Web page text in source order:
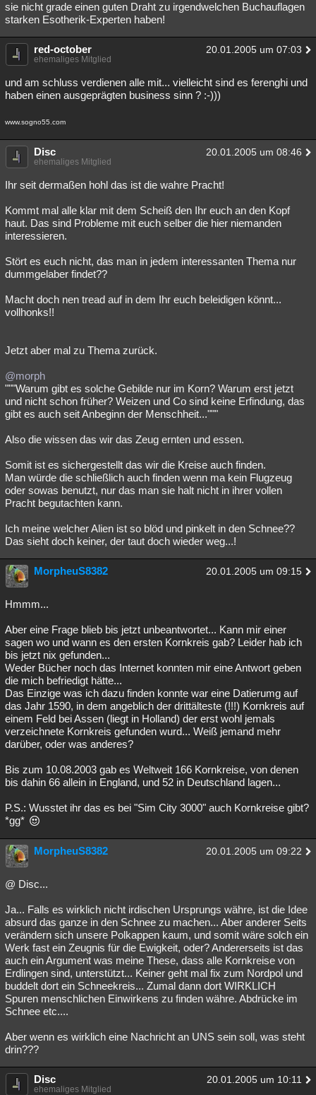
sie nicht grade einen guten Draht zu irgendwelchen Buchauflagen
starken Esotherik-Experten haben!
red-october 20.01.2005 um 07:03
ehemaliges Mitglied
und am schluss verdienen alle mit... vielleicht sind es ferenghi und
haben einen ausgeprägten business sinn ? :-)))
www.sogno55.com
Disc 20.01.2005 um 08:46
ehemaliges Mitglied
Ihr seit dermaßen hohl das ist die wahre Pracht!
Kommt mal alle klar mit dem Scheiß den Ihr euch an den Kopf
haut. Das sind Probleme mit euch selber die hier niemanden
interessieren.
Stört es euch nicht, das man in jedem interessanten Thema nur
dummgelaber findet??
Macht doch nen tread auf in dem Ihr euch beleidigen könnt...
vollhonks!!
Jetzt aber mal zu Thema zurück.
@morph
"""Warum gibt es solche Gebilde nur im Korn? Warum erst jetzt
und nicht schon früher? Weizen und Co sind keine Erfindung, das
gibt es auch seit Anbeginn der Menschheit..."""
Also die wissen das wir das Zeug ernten und essen.
Somit ist es sichergestellt das wir die Kreise auch finden.
Man würde die schließlich auch finden wenn ma kein Flugzeug
oder sowas benutzt, nur das man sie halt nicht in ihrer vollen
Pracht begutachten kann.
Ich meine welcher Alien ist so blöd und pinkelt in den Schnee??
Das sieht doch keiner, der taut doch wieder weg...!
MorpheuS8382 20.01.2005 um 09:15
Hmmm...
Aber eine Frage blieb bis jetzt unbeantwortet... Kann mir einer
sagen wo und wann es den ersten Kornkreis gab? Leider hab ich
bis jetzt nix gefunden...
Weder Bücher noch das Internet konnten mir eine Antwort geben
die mich befriedigt hätte...
Das Einzige was ich dazu finden konnte war eine Datierumg auf
das Jahr 1590, in dem angeblich der drittälteste (!!!) Kornkreis auf
einem Feld bei Assen (liegt in Holland) der erst wohl jemals
verzeichnete Kornkreis gefunden wurd... Weiß jemand mehr
darüber, oder was anderes?
Bis zum 10.08.2003 gab es Weltweit 166 Kornkreise, von denen
bis dahin 66 allein in England, und 52 in Deutschland lagen...
P.S.: Wusstet ihr das es bei "Sim City 3000" auch Kornkreise gibt?
*gg*
MorpheuS8382 20.01.2005 um 09:22
@ Disc...
Ja... Falls es wirklich nicht irdischen Ursprungs währe, ist die Idee
absurd das ganze in den Schnee zu machen... Aber anderer Seits
verändern sich unsere Polkappen kaum, und somit wäre solch ein
Werk fast ein Zeugnis für die Ewigkeit, oder? Andererseits ist das
auch ein Argument was meine These, dass alle Kornkreise von
Erdlingen sind, unterstützt... Keiner geht mal fix zum Nordpol und
buddelt dort ein Schneekreis... Zumal dann dort WIRKLICH
Spuren menschlichen Einwirkens zu finden währe. Abdrücke im
Schnee etc....
Aber wenn es wirklich eine Nachricht an UNS sein soll, was steht
drin???
Disc 20.01.2005 um 10:11
ehemaliges Mitglied